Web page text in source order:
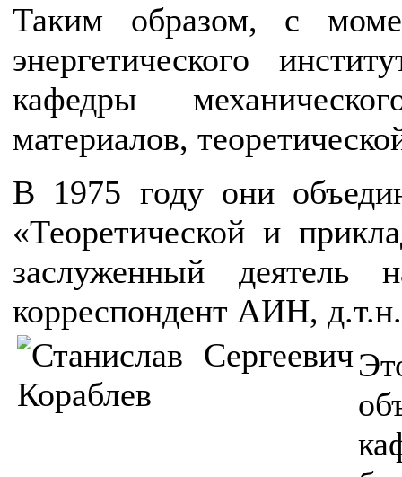
Таким образом, с
энергетического
кафедры
материалов,
В 1975 году они
«Теоретической и
заслуженный
корреспондент АИН,